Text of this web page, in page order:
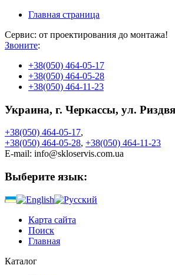
Главная страница
Сервис: от проектирования до монтажа!
Звоните:
+38(050) 464-05-17
+38(050) 464-05-28
+38(050) 464-11-23
Украина, г. Черкассы, ул.
+38(050) 464-05-17,
+38(050) 464-05-28, +38(050) 464-11-23
E-mail: info@skloservis.com.ua
Выберите язык:
Карта сайта
Поиск
Главная
Каталог